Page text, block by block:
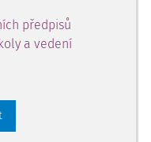
předpisů
a vedení